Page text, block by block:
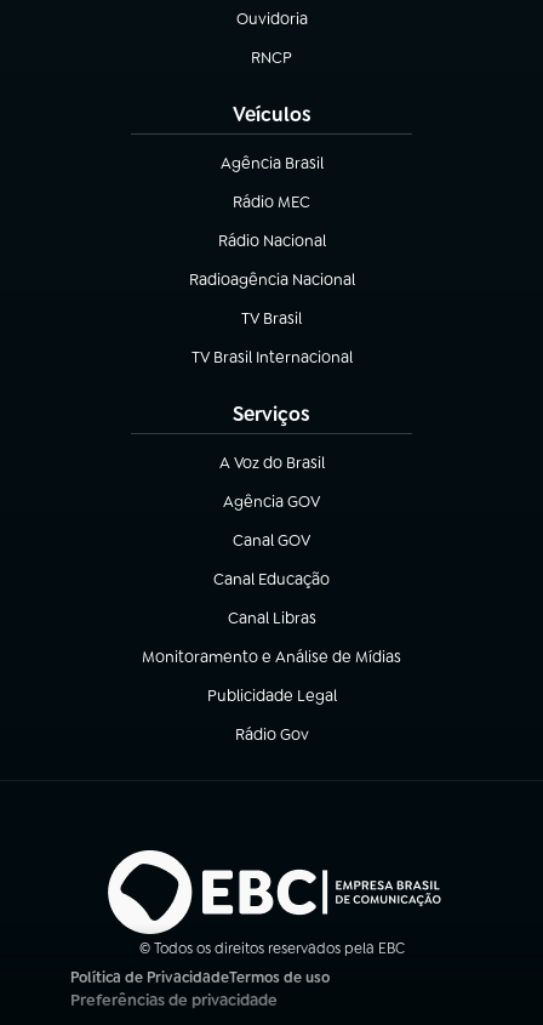
Ouvidoria
(abre em nova aba)
RNCP
(abre em nova aba)
Veículos
Agência Brasil
(abre em nova aba)
Rádio MEC
Rádio Nacional
(abre em nova aba)
Radioagência Nacional
(abre em nova aba)
TV Brasil
(abre em nova aba)
TV Brasil Internacional
(abre em nova aba)
Serviços
A Voz do Brasil
(abre em nova aba)
Agência GOV
(abre em nova aba)
Canal GOV
(abre em nova aba)
Canal Educação
(abre em nova aba)
Canal Libras
(abre em nova aba)
Monitoramento e Análise de Mídias
(abre em nova aba)
Publicidade Legal
(abre em nova aba)
Rádio Gov
(abre em nova aba)
© Todos os direitos reservados pela EBC
Política de Privacidade
(abre em nova aba)
Termos de uso
(abre em nova aba)
Preferências de privacidade